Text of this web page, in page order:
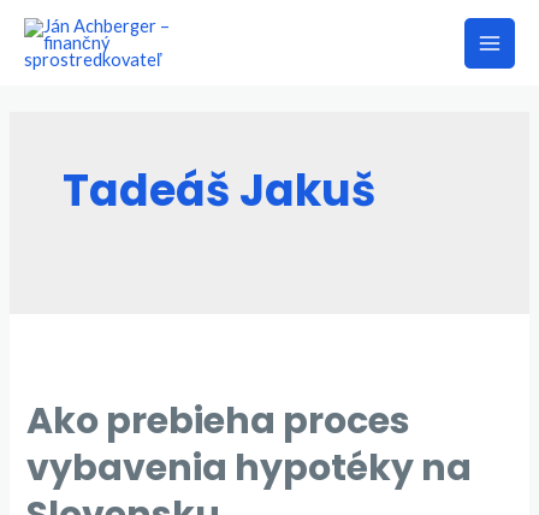
Preskočiť
Main
Tadeáš Jakuš
Ako prebieha proces
vybavenia hypotéky na